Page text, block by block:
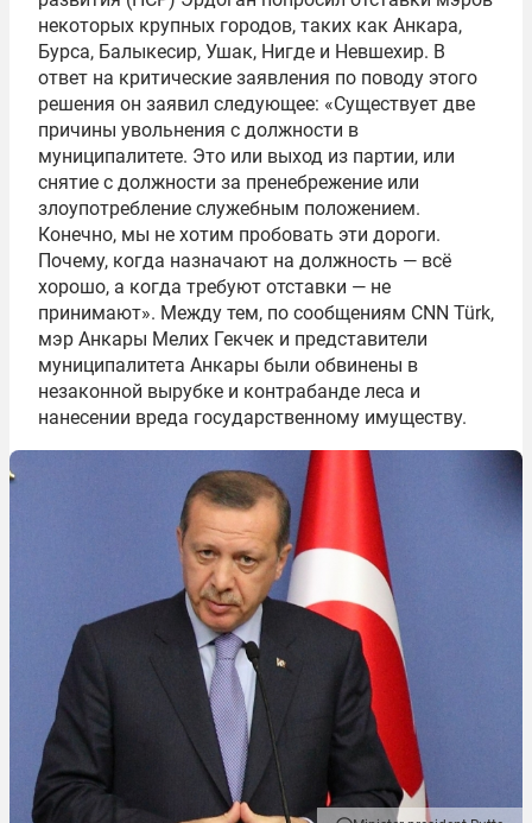
некоторых крупных городов, таких как Анкара,
Бурса, Балыкесир, Ушак, Нигде и Невшехир. В
ответ на критические заявления по поводу этого
решения он заявил следующее: «Существует две
причины увольнения с должности в
муниципалитете. Это или выход из партии, или
снятие с должности за пренебрежение или
злоупотребление служебным положением.
Конечно, мы не хотим пробовать эти дороги.
Почему, когда назначают на должность — всё
хорошо, а когда требуют отставки — не
принимают». Между тем, по сообщениям CNN Türk,
мэр Анкары Мелих Гекчек и представители
муниципалитета Анкары были обвинены в
незаконной вырубке и контрабанде леса и
нанесении вреда государственному имуществу.